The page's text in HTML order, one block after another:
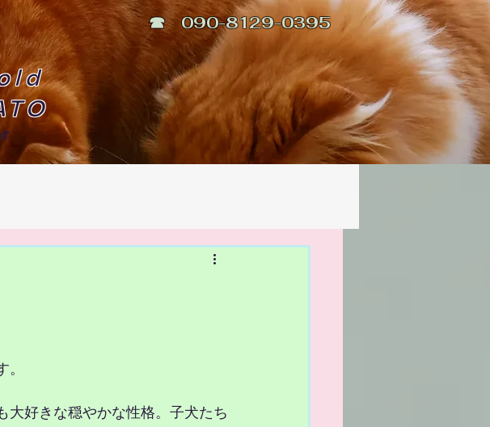
☎ 090-8129-0395
大好きな穏やかな性格。子犬たち